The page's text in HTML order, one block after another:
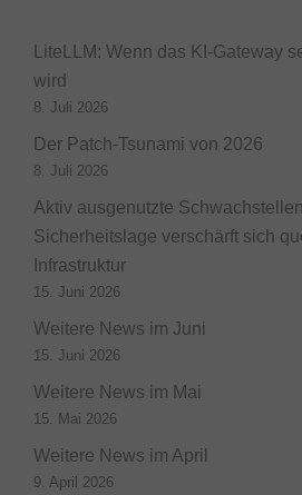
LiteLLM: Wenn das KI-Gateway
wird
8. Juli 2026
Der Patch-Tsunami von 2026
8. Juli 2026
Aktiv ausgenutzte
Sicherheitslage verschärft sich
Infrastruktur
15. Juni 2026
Weitere News im Juni
15. Juni 2026
Weitere News im Mai
15. Mai 2026
Weitere News im April
9. April 2026